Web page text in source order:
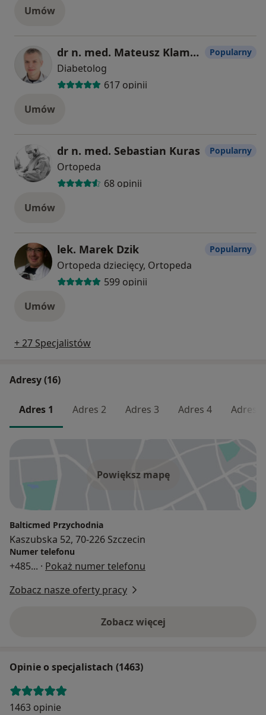
Umów
dr n. med. Mateusz Klamann
Diabetolog
617 opinii
Popularny
Umów
dr n. med. Sebastian Kuras
Ortopeda
68 opinii
Popularny
Umów
lek. Marek Dzik
Ortopeda dziecięcy, Ortopeda
599 opinii
Popularny
Umów
+ 27 Specjalistów
Adresy (16)
Adres 1 Adres 2 Adres 3 Adres 4 Adres 5
Powiększ mapę
Balticmed Przychodnia
Kaszubska 52, 70-226 Szczecin
Numer telefonu
+485... · Pokaż numer telefonu
Zobacz nasze oferty pracy
Zobacz więcej
Opinie o specjalistach (1463)
1463 opinie